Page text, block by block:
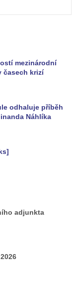
mezinárodní
časech krizí
odhaluje příběh
Náhlíka
adjunkta